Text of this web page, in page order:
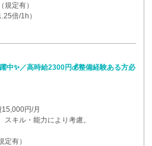
定有）
倍/1h）
中✨／高時給2300円💰整備経験ある方必
円/月
キル・能力により考慮。
有）